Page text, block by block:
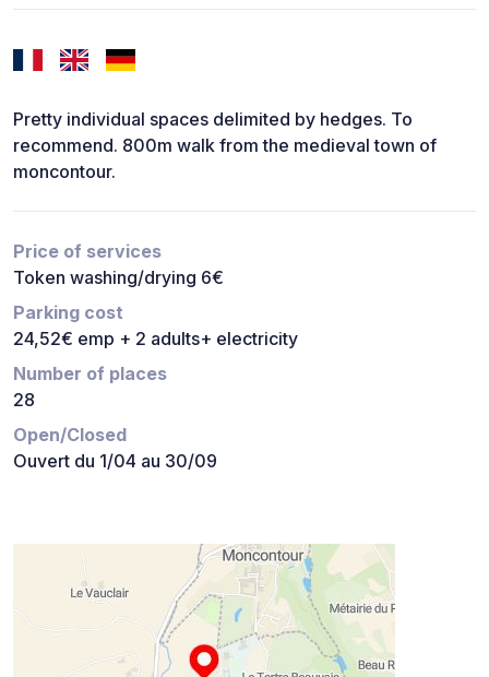
Pretty individual spaces delimited by hedges. To
recommend. 800m walk from the medieval town of
moncontour.
Price of services
Token washing/drying 6€
Parking cost
24,52€ emp + 2 adults+ electricity
Number of places
28
Open/Closed
Ouvert du 1/04 au 30/09